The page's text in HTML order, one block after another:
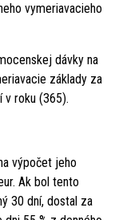
vymeriavacieho
dávky na
základy za
v roku (365).
výpočet jeho
Ak bol tento
30 dní, dostal za